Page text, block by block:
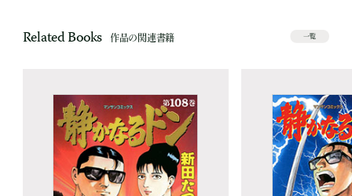
Related Books 作品の関連書籍 一覧